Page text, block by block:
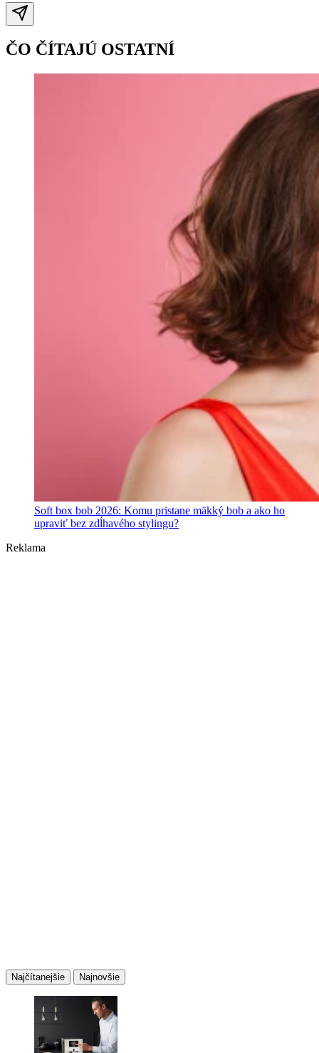
ČO ČÍTAJÚ OSTATNÍ
Soft box bob 2026: Komu pristane mäkký bob a ako ho
upraviť bez zdĺhavého stylingu?
Reklama
Najčítanejšie Najnovšie